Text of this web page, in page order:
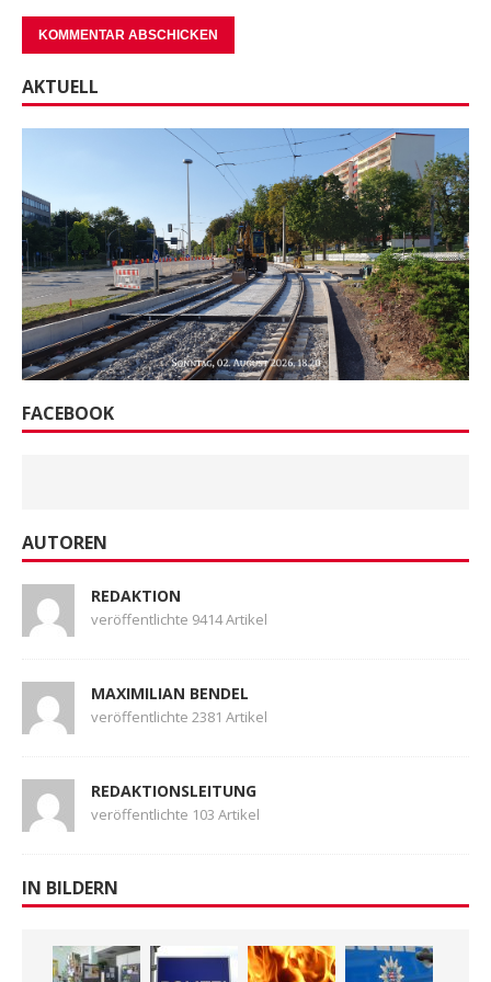
AKTUELL
FACEBOOK
AUTOREN
REDAKTION
veröffentlichte 9414 Artikel
MAXIMILIAN BENDEL
veröffentlichte 2381 Artikel
REDAKTIONSLEITUNG
veröffentlichte 103 Artikel
IN BILDERN